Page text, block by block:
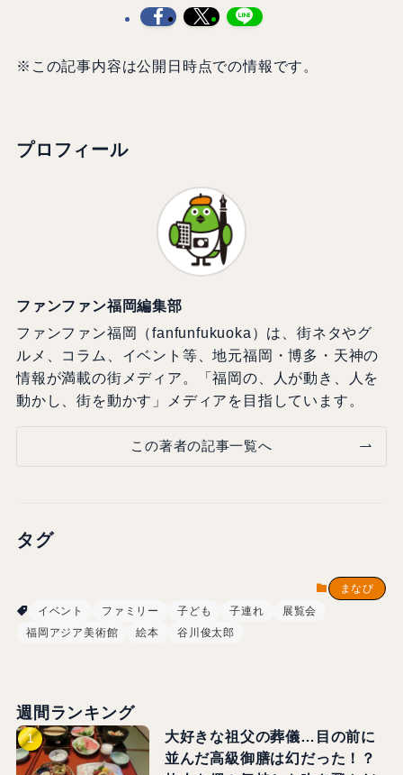
※この記事内容は公開日時点での情報です。
プロフィール
ファンファン福岡編集部
ファンファン福岡（fanfunfukuoka）は、街ネタやグ
ルメ、コラム、イベント等、地元福岡・博多・天神の
情報が満載の街メディア。「福岡の、人が動き、人を
動かし、街を動かす」メディアを目指しています。
この著者の記事一覧へ
タグ
まなび
イベント
ファミリー 子ども 子連れ
展覧会
福岡アジア美術館
絵本 谷川俊太郎
週間ランキング
大好きな祖父の葬儀…目の前に
並んだ高級御膳は幻だった！？